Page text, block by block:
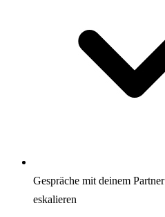
Gespräche mit deinem
eskalieren